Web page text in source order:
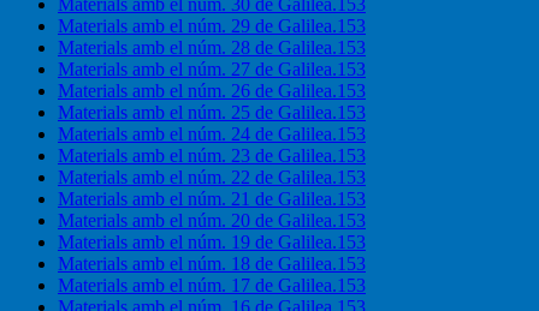
Materials amb el núm. 30 de Galilea.153
Materials amb el núm. 29 de Galilea.153
Materials amb el núm. 28 de Galilea.153
Materials amb el núm. 27 de Galilea.153
Materials amb el núm. 26 de Galilea.153
Materials amb el núm. 25 de Galilea.153
Materials amb el núm. 24 de Galilea.153
Materials amb el núm. 23 de Galilea.153
Materials amb el núm. 22 de Galilea.153
Materials amb el núm. 21 de Galilea.153
Materials amb el núm. 20 de Galilea.153
Materials amb el núm. 19 de Galilea.153
Materials amb el núm. 18 de Galilea.153
Materials amb el núm. 17 de Galilea.153
Materials amb el núm. 16 de Galilea.153